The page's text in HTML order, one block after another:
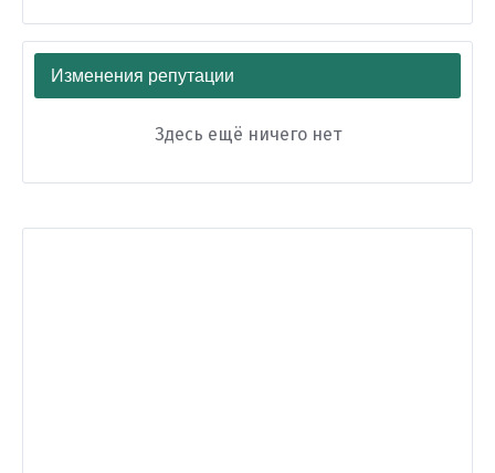
Изменения репутации
Здесь ещё ничего нет